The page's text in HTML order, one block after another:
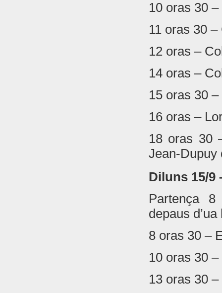
10 oras 30
11 oras 30
12 oras –
14 oras –
15 oras 30
16 oras –
18 oras 30
Jean-Dupuy
Diluns 15/9
Partença
depaus
8 oras 30 –
10 oras 30
13 oras 30